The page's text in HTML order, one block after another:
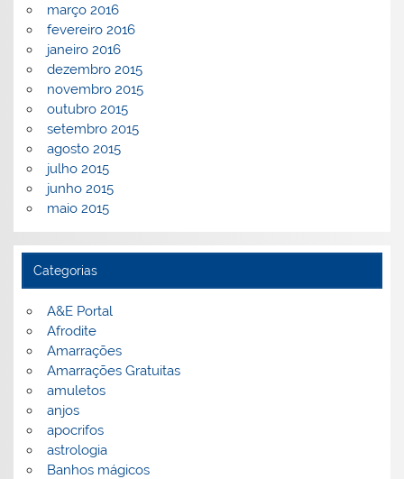
março 2016
fevereiro 2016
janeiro 2016
dezembro 2015
novembro 2015
outubro 2015
setembro 2015
agosto 2015
julho 2015
junho 2015
maio 2015
Categorias
A&E Portal
Afrodite
Amarrações
Amarrações Gratuitas
amuletos
anjos
apocrifos
astrologia
Banhos mágicos